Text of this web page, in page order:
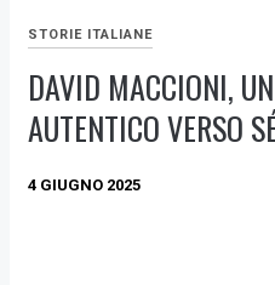
STORIE ITALIANE
DAVID MACCIONI,
AUTENTICO VERSO
4 GIUGNO 2025